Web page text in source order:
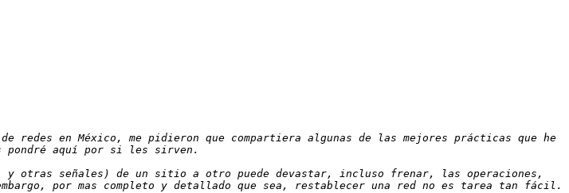
en México, me pidieron que compartiera algunas de las mejores prácticas que he
y otras señales) de un sitio a otro puede devastar, incluso frenar, las operaciones,
por mas completo y detallado que sea, restablecer una red no es tarea tan fácil.